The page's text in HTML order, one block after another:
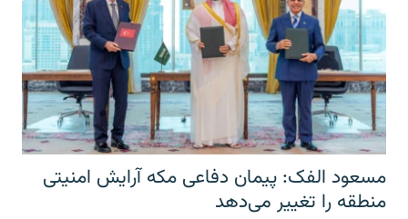
مسعود الفک: پیمان دفاعی مکه آرایش امنیتی
منطقه را تغییر می‌دهد